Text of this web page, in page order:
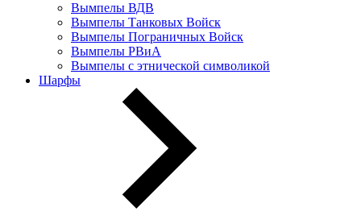
Вымпелы ВДВ
Вымпелы Танковых Войск
Вымпелы Пограничных Войск
Вымпелы РВиА
Вымпелы с этнической символикой
Шарфы